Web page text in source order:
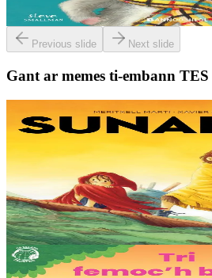
Er stok13,00 €
Previous slide Next slide
Gant ar memes ti-embann TES
TES
Sunakay
Deuet eo ar mor da vezañ ur pezh
ennañ ken. Div c’hoar zo o chom war
evel ma c’hallont, e-touez al lastez....
Er stok25,00 €
3 bloaz hag ouzhpenn
TES